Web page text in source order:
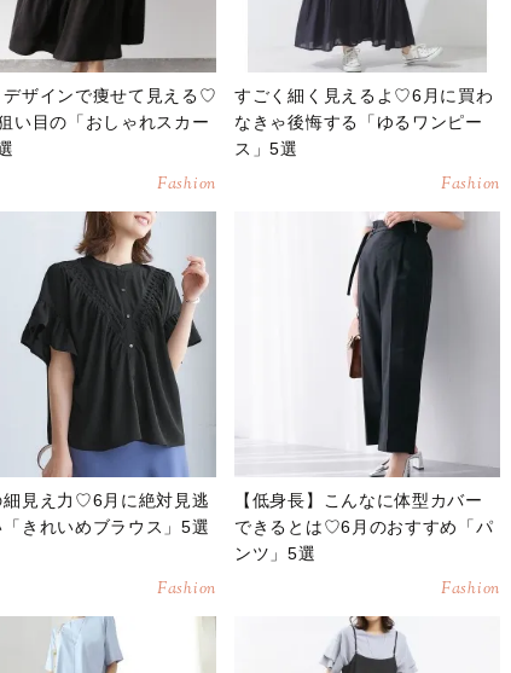
デザインで痩せて見える♡
い目の「おしゃれスカー
Fashion
すごく細く見えるよ♡6月に買わ
なきゃ後悔する「ゆるワンピー
ス」5選
Fashion
細見え力♡6月に絶対見逃
きれいめブラウス」5選
Fashion
【低身長】こんなに体型カバー
できるとは♡6月のおすすめ「パ
ンツ」5選
Fashion